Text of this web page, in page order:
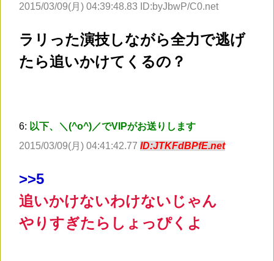
2015/03/09(月) 04:39:48.83 ID:byJbwP/C0.net
ラリった演技しながら全力で逃げ
たら追いかけてくるの？
6: 以下、＼(^o^)／でVIPがお送りします
2015/03/09(月) 04:41:42.77 ID:JTKFdBPfE.net
>>5
追いかけないわけないじゃん
やりすぎたらしょっぴくよ